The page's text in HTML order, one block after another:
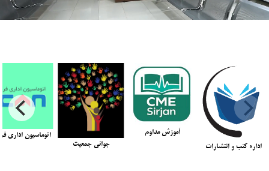
اداره کتب و انتشارات
آموزش مداوم
جوانی جمعیت
اتوماسیون اداری